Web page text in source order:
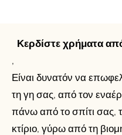
Κερδίστε χρήματα
,
Είναι δυνατόν να
τη γη σας, από τον
πάνω από το σπίτι σας,
κτίριο, γύρω από τη